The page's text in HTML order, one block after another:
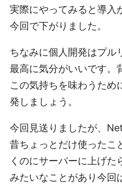
実際にやってみると導入
今回で下がりました。
ちなみに個人開発はプル
最高に気分がいいです。
この気持ちを味わうた
発しましょう。
今回見送りましたが、
昔ちょっとだけ使ったこ
くのにサーバーに上げた
みたいなことがあり今回